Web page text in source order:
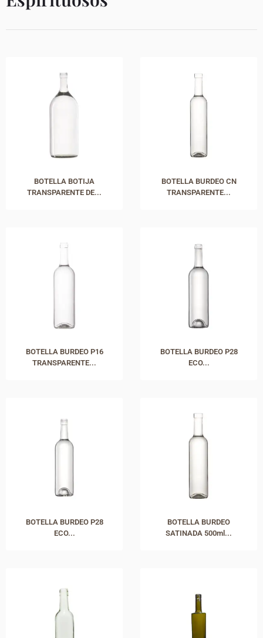
BOTELLA BOTIJA
TRANSPARENTE DE...
BOTELLA BURDEO CN
TRANSPARENTE...
BOTELLA BURDEO P16
TRANSPARENTE...
BOTELLA BURDEO P28
ECO...
BOTELLA BURDEO P28
ECO...
BOTELLA BURDEO
SATINADA 500ml...